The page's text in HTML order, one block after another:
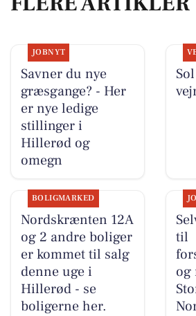
JOBNYT
Savner du nye
græsgange? - Her
er nye ledige
stillinger i
Hillerød og
omegn
BOLIGMARKED
Nordskrænten 12A
og 2 andre boliger
er kommet til salg
denne uge i
Hillerød - se
boligerne her.
til
og